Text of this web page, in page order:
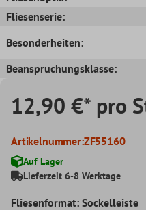
Fliesenserie:
Besonderheiten:
Beanspruchungsklasse:
12,90 €* pro
Artikelnummer:ZF55160
Auf Lager
Lieferzeit 6-8 Werktage
Fliesenformat: Sockelleiste